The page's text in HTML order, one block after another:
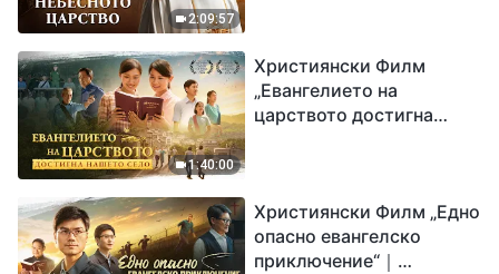
2:09:57
1:40:00
Християнски Филм
„Евангелието на
царството достигна
Християнски Филм „Едно
опасно евангелско
приключение“｜